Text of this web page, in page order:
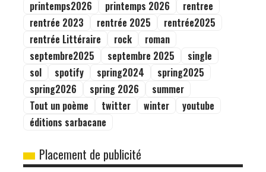
printemps2026
printemps 2026
rentree
rentrée 2023
rentrée 2025
rentrée2025
rentrée Littéraire
rock
roman
septembre2025
septembre 2025
single
sol
spotify spring2024
spring2025
spring2026
spring 2026
summer
Tout un poème
twitter winter
youtube
éditions sarbacane
Placement de publicité